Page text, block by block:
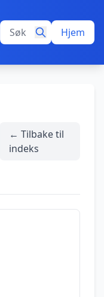
Hjem
← Tilbake til
indeks